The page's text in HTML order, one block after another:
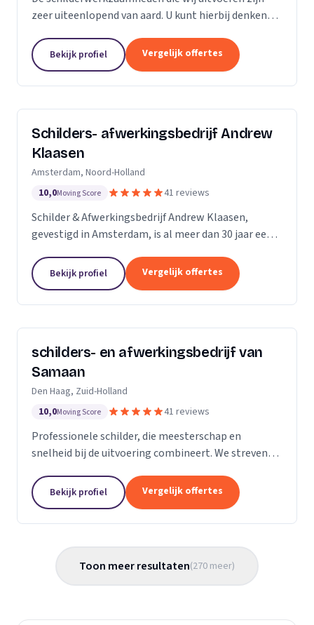
zeer uiteenlopend van aard. U kunt hierbij denken
bedrijfspanden en overig onroerend goed. Het
maakt...
Bekijk profiel Vergelijk offertes
Schilders- afwerkingsbedrijf Andrew
Klaasen
Amsterdam, Noord-Holland
10,0Moving Score 41 reviews
Schilder & Afwerkingsbedrijf Andrew Klaasen,
gevestigd in Amsterdam, is al meer dan 30 jaar een
van ervaren professionals brengt kleur en leven in...
Bekijk profiel Vergelijk offertes
schilders- en afwerkingsbedrijf van
Samaan
Den Haag, Zuid-Holland
10,0Moving Score 41 reviews
Professionele schilder, die meesterschap en
snelheid bij de uitvoering combineert. We streven
flexibiliteit, onderscheidende kwaliteit en
concurrerende...
Bekijk profiel Vergelijk offertes
Toon meer resultaten(270 meer)